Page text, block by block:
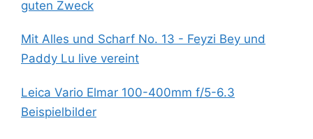
guten Zweck
Mit Alles und Scharf No. 13 - Feyzi Bey und
Paddy Lu live vereint
Leica Vario Elmar 100-400mm f/5-6.3
Beispielbilder